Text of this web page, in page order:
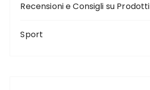
Recensioni e Consigli su Prodotti
Sport